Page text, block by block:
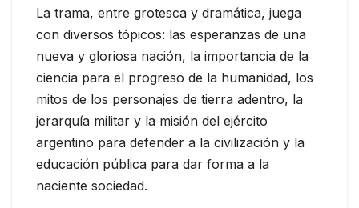
La trama, entre grotesca y dramática, juega
con diversos tópicos: las esperanzas de una
nueva y gloriosa nación, la importancia de la
ciencia para el progreso de la humanidad, los
mitos de los personajes de tierra adentro, la
jerarquía militar y la misión del ejército
argentino para defender a la civilización y la
educación pública para dar forma a la
naciente sociedad.